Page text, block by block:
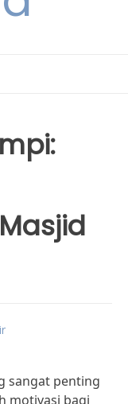
sangat penting
motivasi bagi